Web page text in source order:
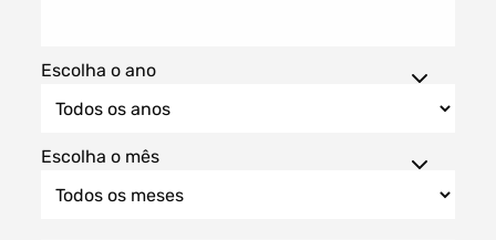
Filtro dos anos
Escolha o ano
Escolha o mês